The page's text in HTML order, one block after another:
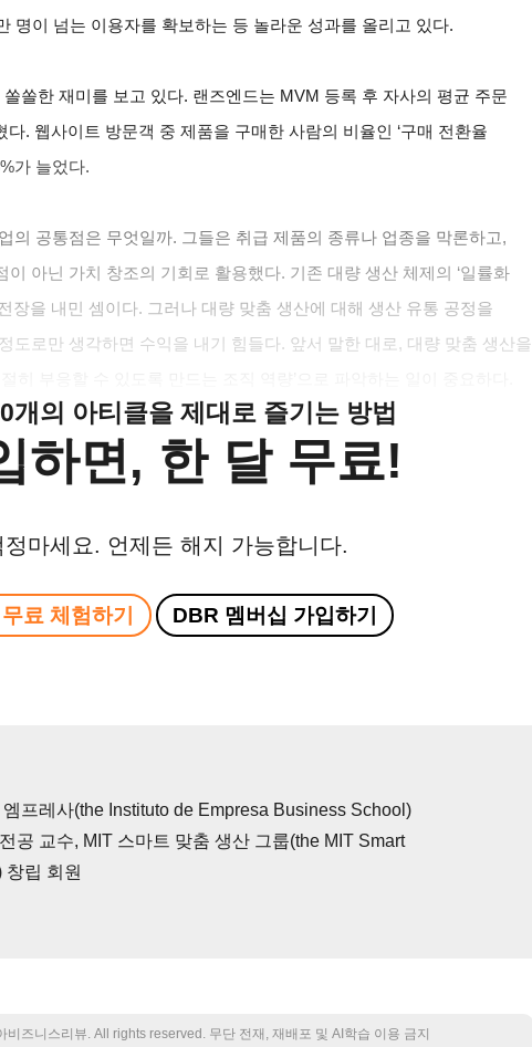
명이 넘는 이용자를 확보하는 등 놀라운 성과를 올리고 있다.
쏠한 재미를 보고 있다. 랜즈엔드는 MVM 등록 후 자사의 평균 주문
다. 웹사이트 방문객 중 제품을 구매한 사람의 비율인 ‘구매 전환율
가 늘었다.
의 공통점은 무엇일까. 그들은 취급 제품의 종류나 업종을 막론하고,
이 아닌 가치 창조의 기회로 활용했다. 기존 대량 생산 체제의 ‘일률화
장을 내민 셈이다. 그러나 대량 맞춤 생산에 대해 생산 유통 공정을
도로만 생각하면 수익을 내기 힘들다. 앞서 말한 대로, 대량 맞춤 생산을
개의 아티클을 제대로 즐기는 방법
하면, 한 달 무료!
정마세요. 언제든 해지 가능합니다.
료 체험하기 DBR 멤버십 가입하기
프레사(the Instituto de Empresa Business School)
공 교수, MIT 스마트 맞춤 생산 그룹(the MIT Smart
립 회원
즈니스리뷰. All rights reserved. 무단 전재, 재배포 및 AI학습 이용 금지